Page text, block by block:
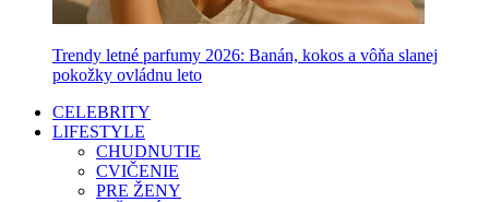
Trendy letné parfumy 2026: Banán, kokos a vôňa slanej
pokožky ovládnu leto
CELEBRITY
LIFESTYLE
CHUDNUTIE
CVIČENIE
PRE ŽENY